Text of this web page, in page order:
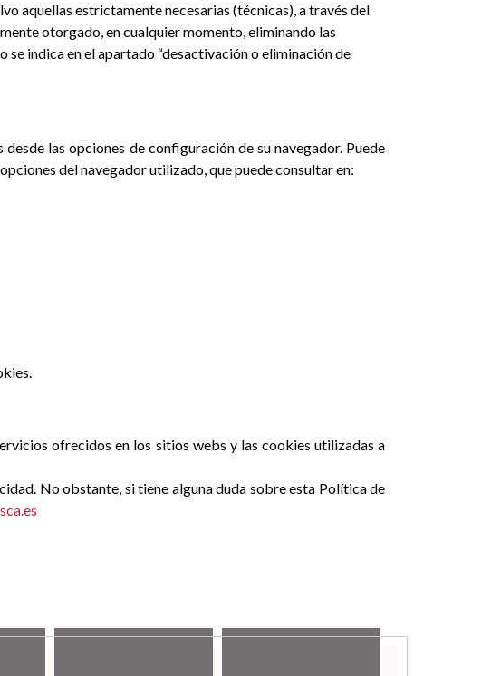
aquellas estrictamente necesarias (técnicas), a través del
otorgado, en cualquier momento, eliminando las
indica en el apartado “desactivación o eliminación de
las opciones de configuración de su navegador. Puede
del navegador utilizado, que puede consultar en:
ofrecidos en los sitios webs y las cookies utilizadas a
No obstante, si tiene alguna duda sobre esta Política de